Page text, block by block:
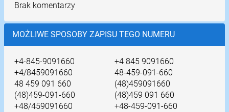
Brak komentarzy
MOŻLIWE SPOSOBY ZAPISU TEGO NUMERU
+4-845-9091660
+4 845 9091660
+4/8459091660
48-459-091-660
48 459 091 660
(48)459091660
(48)459-091-660
(48)459 091 660
+48/459091660
+48-459-091-660